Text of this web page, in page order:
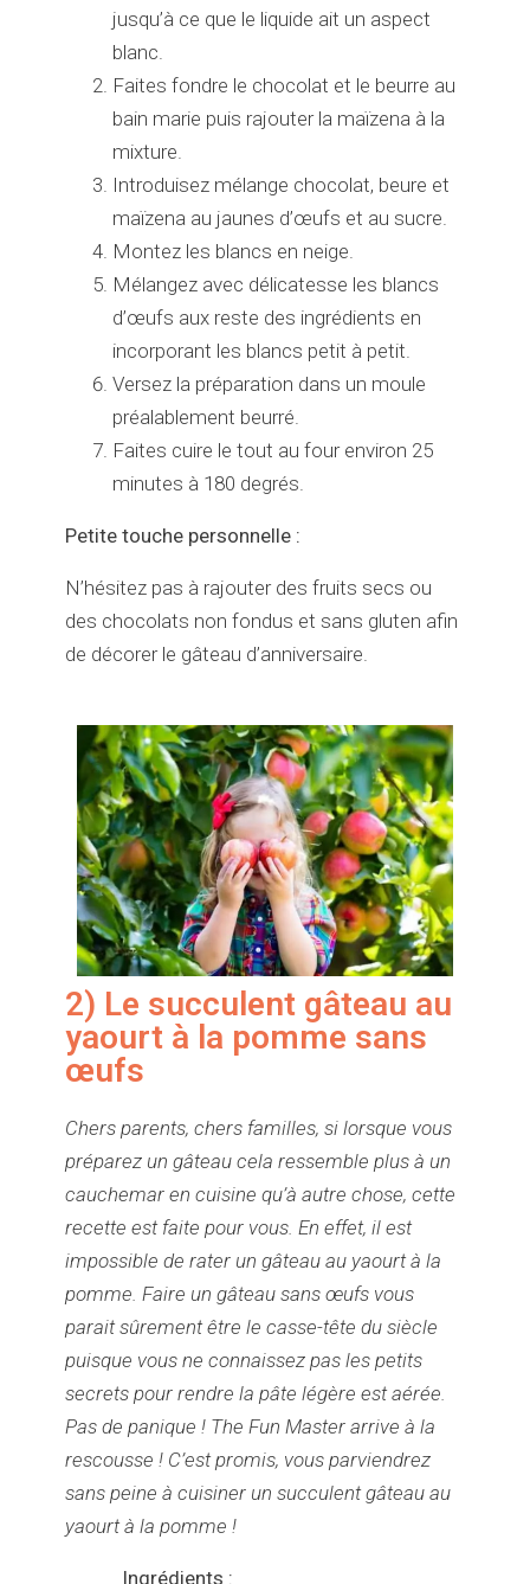
jusqu’à ce que le liquide ait un aspect
blanc.
Faites fondre le chocolat et le beurre au
bain marie puis rajouter la maïzena à la
mixture.
Introduisez mélange chocolat, beure et
maïzena au jaunes d’œufs et au sucre.
Montez les blancs en neige.
Mélangez avec délicatesse les blancs
d’œufs aux reste des ingrédients en
incorporant les blancs petit à petit.
Versez la préparation dans un moule
préalablement beurré.
Faites cuire le tout au four environ 25
minutes à 180 degrés.
Petite touche personnelle :
N’hésitez pas à rajouter des fruits secs ou
des chocolats non fondus et sans gluten afin
de décorer le gâteau d’anniversaire.
2) Le succulent gâteau au
yaourt à la pomme sans
œufs
Chers parents, chers familles, si lorsque vous
préparez un gâteau cela ressemble plus à un
cauchemar en cuisine qu’à autre chose, cette
recette est faite pour vous. En effet, il est
impossible de rater un gâteau au yaourt à la
pomme. Faire un gâteau sans œufs vous
parait sûrement être le casse-tête du siècle
puisque vous ne connaissez pas les petits
secrets pour rendre la pâte légère est aérée.
Pas de panique ! The Fun Master arrive à la
rescousse ! C’est promis, vous parviendrez
sans peine à cuisiner un succulent gâteau au
yaourt à la pomme !
Ingrédients :